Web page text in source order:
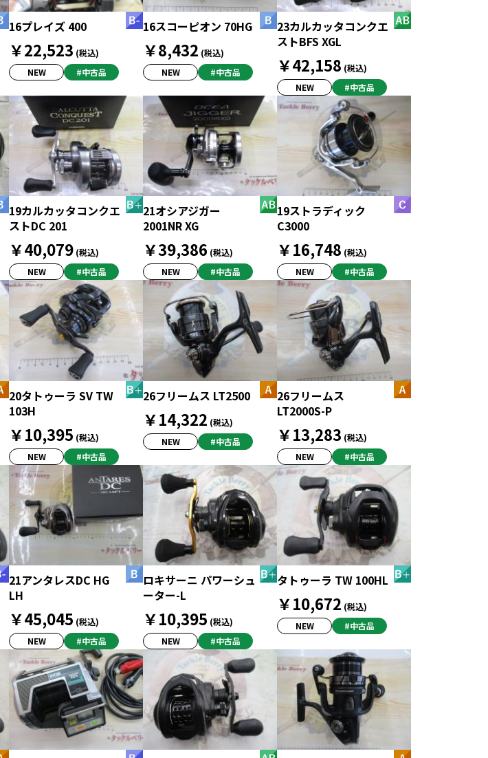
16プレイズ 400
￥22,523 (税込)
NEW
#中古品
16スコーピオン 70HG
￥8,432 (税込)
NEW
#中古品
23カルカッタコンクエ
ストBFS XGL
￥42,158 (税込)
NEW
#中古品
19カルカッタコンクエ
ストDC 201
￥40,079 (税込)
NEW
#中古品
21オシアジガー
2001NR XG
￥39,386 (税込)
NEW
#中古品
19ストラディック
C3000
￥16,748 (税込)
NEW
#中古品
20タトゥーラ SV TW
103H
￥10,395 (税込)
NEW
#中古品
26フリームス LT2500
￥14,322 (税込)
NEW
#中古品
26フリームス
LT2000S-P
￥13,283 (税込)
NEW
#中古品
21アンタレスDC HG
LH
￥45,045 (税込)
NEW
#中古品
ロキサーニ パワーシュ
ーター-L
￥10,395 (税込)
NEW
#中古品
タトゥーラ TW 100HL
￥10,672 (税込)
NEW
#中古品